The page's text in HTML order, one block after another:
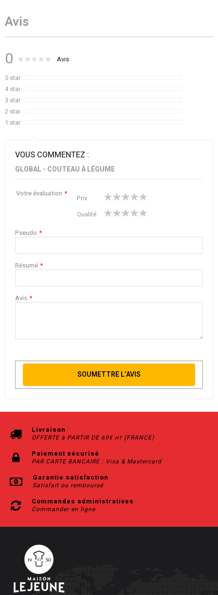
Avis
0 Évaluation : % of100
Avis
5 star
4 star
3 star
2 star
1 star
VOUS COMMENTEZ :
GLOBAL - COUTEAU À LÉGUME
Votre évaluation
Prix
starstarsstarsstarsstars
Qualité
starstarsstarsstarsstars
Pseudo
Résumé
Avis
SOUMETTRE L’AVIS
Livraison
OFFERTE à PARTIR DE 69€ HT(FRANCE)
Paiement sécurisé
PAR CARTE BANCAIRE : Visa & Mastercard
Garantie satisfaction
Satisfait ou remboursé
Commandes administratives
Commander en ligne